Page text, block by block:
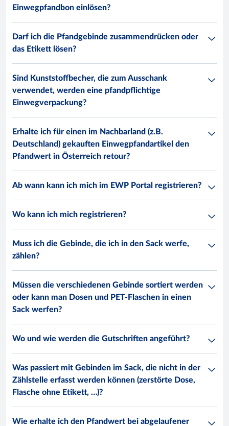
Einwegpfandbon einlösen?
Darf ich die Pfandgebinde zusammendrücken oder
das Etikett lösen?
Sind Kunststoffbecher, die zum Ausschank
verwendet, werden eine pfandpflichtige
Einwegverpackung?
Erhalte ich für einen im Nachbarland (z.B.
Deutschland) gekauften Einwegpfandartikel den
Pfandwert in Österreich retour?
Ab wann kann ich mich im EWP Portal registrieren?
Wo kann ich mich registrieren?
Muss ich die Gebinde, die ich in den Sack werfe,
zählen?
Müssen die verschiedenen Gebinde sortiert werden
oder kann man Dosen und PET-Flaschen in einen
Sack werfen?
Wo und wie werden die Gutschriften angeführt?
Was passiert mit Gebinden im Sack, die nicht in der
Zählstelle erfasst werden können (zerstörte Dose,
Flasche ohne Etikett, …)?
Wie erhalte ich den Pfandwert bei abgelaufener